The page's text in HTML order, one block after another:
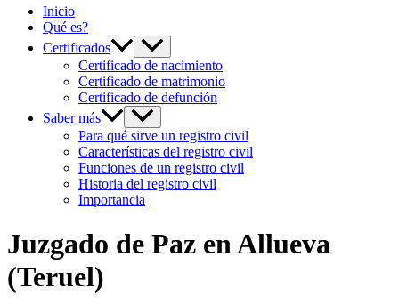
Inicio
Qué es?
Certificados
Certificado de nacimiento
Certificado de matrimonio
Certificado de defunción
Saber más
Para qué sirve un registro civil
Características del registro civil
Funciones de un registro civil
Historia del registro civil
Importancia
Juzgado de Paz enAllueva
(Teruel)